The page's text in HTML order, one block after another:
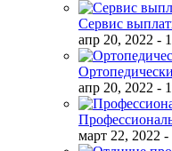
Сервис
апр 20, 2022 -
апр 20, 2022 -
март 22, 2022 -